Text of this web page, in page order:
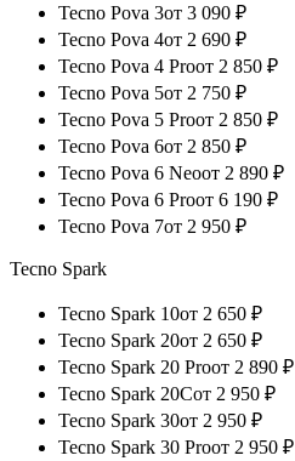
Tecno Pova 3от 3 090 ₽
Tecno Pova 4от 2 690 ₽
Tecno Pova 4 Proот 2 850 ₽
Tecno Pova 5от 2 750 ₽
Tecno Pova 5 Proот 2 850 ₽
Tecno Pova 6от 2 850 ₽
Tecno Pova 6 Neoот 2 890 ₽
Tecno Pova 6 Proот 6 190 ₽
Tecno Pova 7от 2 950 ₽
Tecno Spark
Tecno Spark 10от 2 650 ₽
Tecno Spark 20от 2 650 ₽
Tecno Spark 20 Proот 2 890 ₽
Tecno Spark 20Cот 2 950 ₽
Tecno Spark 30от 2 950 ₽
Tecno Spark 30 Proот 2 950 ₽